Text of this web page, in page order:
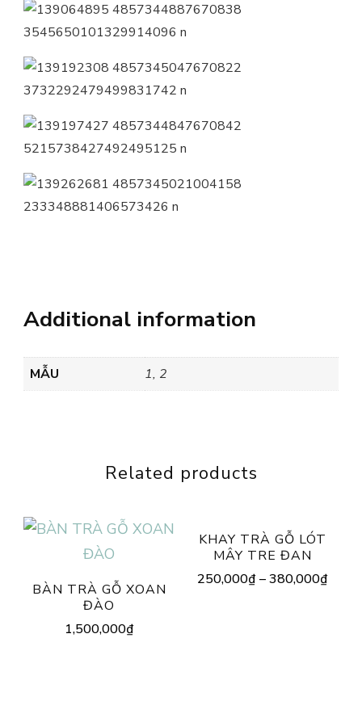
Additional information
MẪU 1, 2
Related products
BÀN TRÀ GỖ XOAN
ĐÀO
1,500,000₫
KHAY TRÀ GỖ LÓT
MÂY TRE ĐAN
250,000₫–380,000₫